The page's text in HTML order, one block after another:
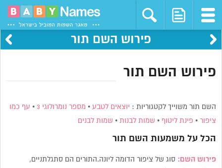
פירוש השם תור
פירוש השם תור
השם תור משוייך לקטגוריות : יוצאים לטבע • מספר נומרולוגי 3 • עף כמו
ציפור • פינת ליטוף • שמות לבנות • שמות לבנים
הכל על משמעות השם תור
פירוש השם: סוג של ציפור הדומה ליונה.התורים הם סתגלתניים,